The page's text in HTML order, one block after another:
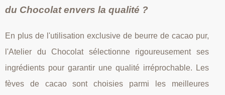
du Chocolat envers la qualité ?
En plus de l'utilisation exclusive de beurre de cacao pur,
l'Atelier du Chocolat sélectionne rigoureusement ses
ingrédients pour garantir une qualité irréprochable. Les
fèves de cacao sont choisies parmi les meilleures